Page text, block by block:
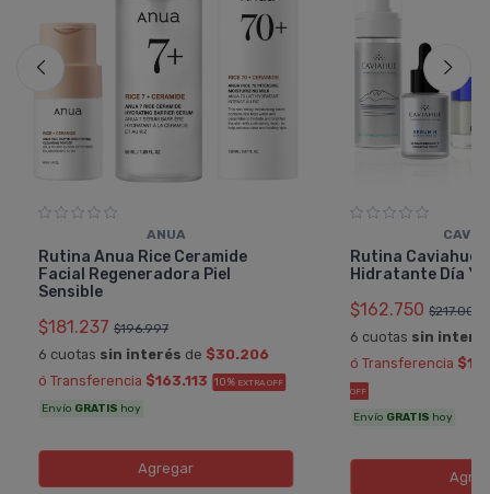
ANUA
Rutina Anua Rice Ceramide
Facial Regeneradora Piel
Sensible
$181.237 $196.997
6 cuotas sin interés de $30.206
ó Transferencia $163.113 10% EXTRA OFF
Envío GRATIS hoy
Agregar
Rutina Caviahue
Hidratante Día Y
$162.750 $217.000
6 cuotas sin
ó Transferencia
OFF
Envío GRATIS hoy